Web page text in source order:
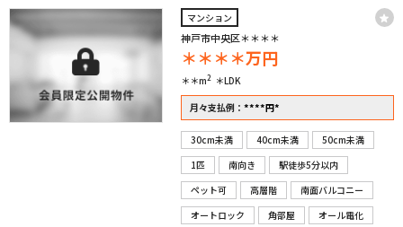
マンション
神戸市中央区＊＊＊＊
＊＊＊＊万円
＊＊m2 ＊LDK
月々支払例：****円*
30cm未満 40cm未満
50cm未満
1匹
南向き
駅徒歩5分以内
ペット可
高層階
南面バルコニー
オートロック
角部屋
オール電化